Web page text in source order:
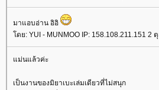
มาแอบอ่าน อิอิ
ดย: YUI - MUNMOO IP: 158.108.211.151 2
ม่นแล้วค่ะ
เป็นงานของมิยาเบะเล่มเดียวที่ไม่สนุก